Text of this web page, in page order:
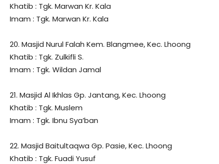
Khatib : Tgk. Marwan Kr. Kala
Imam : Tgk. Marwan Kr. Kala
20. Masjid Nurul Falah Kem. Blangmee, Kec. Lhoong
Khatib : Tgk. Zulkifli S.
Imam : Tgk. Wildan Jamal
21. Masjid Al Ikhlas Gp. Jantang, Kec. Lhoong
Khatib : Tgk. Muslem
Imam : Tgk. Ibnu Sya’ban
22. Masjid Baitultaqwa Gp. Pasie, Kec. Lhoong
Khatib : Tgk. Fuadi Yusuf